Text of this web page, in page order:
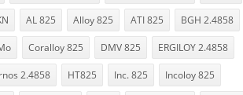
AL 825 Alloy 825 ATI 825 BGH 2.4858
Coralloy 825 DMV 825 ERGILOY 2.4858
2.4858 HT825 Inc. 825 Incoloy 825